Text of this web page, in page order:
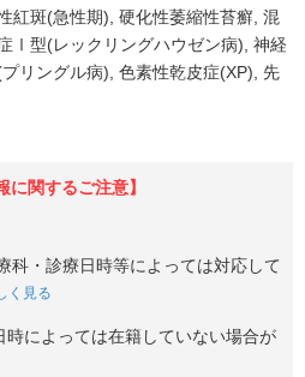
紅斑(急性期) 硬化性萎縮性苔癬 混
Ⅰ型(レックリングハウゼン病) 神経
リングル病) 色素性乾皮症(XP) 先
に関するご注意】
科・診療日時等によっては対応して
く見る
時によっては在籍していない場合が